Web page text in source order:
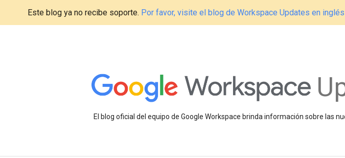
Este blog ya no recibe soporte. Por favor, visite el blog de Workspace Updates en inglés
El blog oficial del equipo de Google Workspace brinda información sobre las